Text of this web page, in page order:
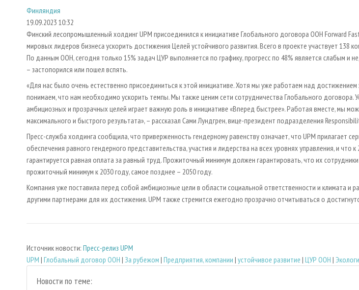
Финляндия
19.09.2023 10:32
Финский лесопромышленный холдинг UPM присоединился к инициативе Глобального договора ООН Forward
мировых лидеров бизнеса ускорить достижения Целей устойчивого развития. Всего в проекте участвует 138
По данным ООН, сегодня только 15% задач ЦУР выполняется по графику, прогресс по 48% является слабым и
– застопорился или пошел вспять.
«Для нас было очень естественно присоединиться к этой инициативе. Хотя мы уже работаем над достижением
понимаем, что нам необходимо ускорить темпы. Мы также ценим сети сотрудничества Глобального договора.
амбициозных и прозрачных целей играет важную роль в инициативе «Вперед быстрее». Работая вместе, мы
максимального и быстрого результата», – рассказал Сами Лундгрен, вице-президент подразделения
Пресс-служба холдинга сообщила, что приверженность гендерному равенству означает, что UPM прилагает
обеспечения равного гендерного представительства, участия и лидерства на всех уровнях управления, и что к
гарантируется равная оплата за равный труд. Прожиточный минимум должен гарантировать, что их
прожиточный минимум к 2030 году, самое позднее – 2050 году.
Компания уже поставила перед собой амбициозные цели в области социальной ответственности и климата и
другими партнерами для их достижения. UPM также стремится ежегодно прозрачно отчитываться о
Источник новости: Пресс-релиз UPM
UPM | Глобальный договор ООН | За рубежом | Предприятия, компании | устойчивое развитие | ЦУР ООН |
Новости по теме: